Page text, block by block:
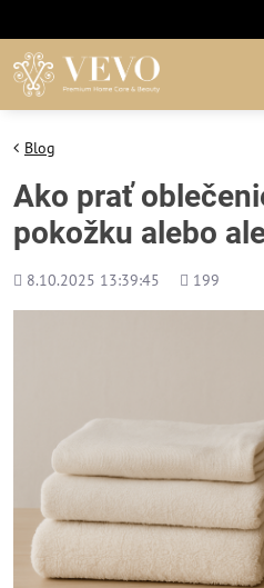
Blog
Ako prať
pokožku alebo
Pridané
8.10.2025 13:39:45
Počet
199